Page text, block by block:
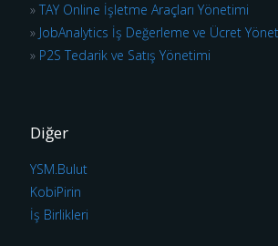
» TAY Online İşletme Araçları Yönetimi
» JobAnalytics İş Değerleme ve Ücret
» P2S Tedarik ve Satış Yönetimi
Diğer
YSM.Bulut
KobiPirin
İş Birlikleri